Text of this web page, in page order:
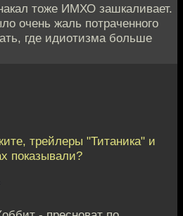
тоже ИМХО зашкаливает.
очень жаль потраченного
где идиотизма больше
трейлеры "Титаника" и
показывали?